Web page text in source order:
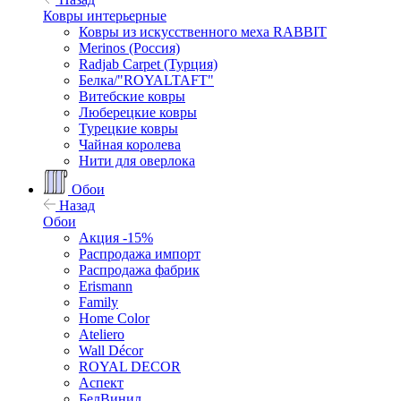
Ковры интерьерные
Ковры из искусственного меха RABBIT
Merinos (Россия)
Radjab Carpet (Турция)
Белка/"ROYALTAFT"
Витебские ковры
Люберецкие ковры
Турецкие ковры
Чайная королева
Нити для оверлока
Обои
Назад
Обои
Акция -15%
Распродажа импорт
Распродажа фабрик
Erismann
Family
Home Color
Ateliero
Wall Décor
ROYAL DECOR
Аспект